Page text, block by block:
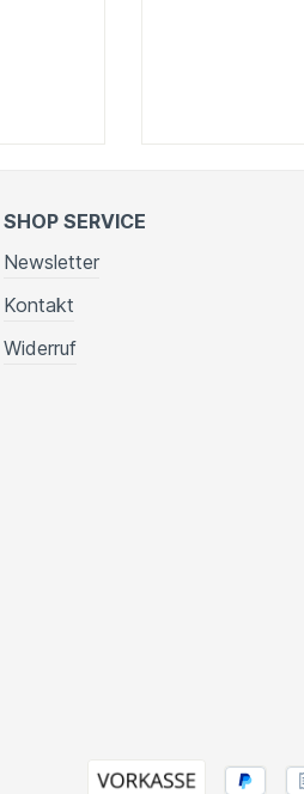
SHOP SERVICE
Newsletter
Kontakt
Widerruf